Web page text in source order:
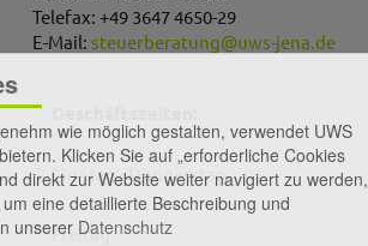
Telefax: +49 3647 4650-29
E-Mail: steuerberatung@uws-jena.de
Montag - Donnerstag
Freitag
wie möglich gestalten, verwendet UWS
Klicken Sie auf „erforderliche Cookies
direkt zur Website weiter navigiert zu werden,
eine detaillierte Beschreibung und
unserer Datenschutz